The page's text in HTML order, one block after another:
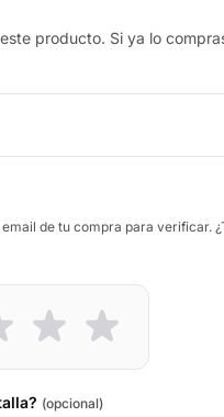
producto. Si ya lo
de tu compra para verificar.
(opcional)